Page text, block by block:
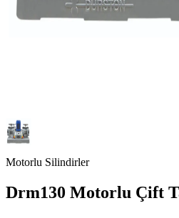
Motorlu Silindirler
Drm130 Motorlu Çift